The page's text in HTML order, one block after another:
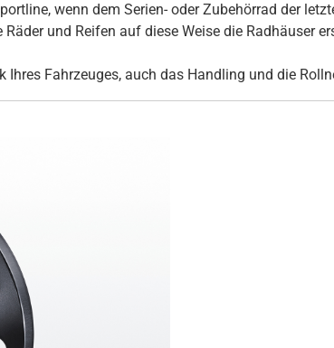
wenn dem Serien- oder Zubehörrad der
und Reifen auf diese Weise die Radhäuser
Fahrzeuges, auch das Handling und die